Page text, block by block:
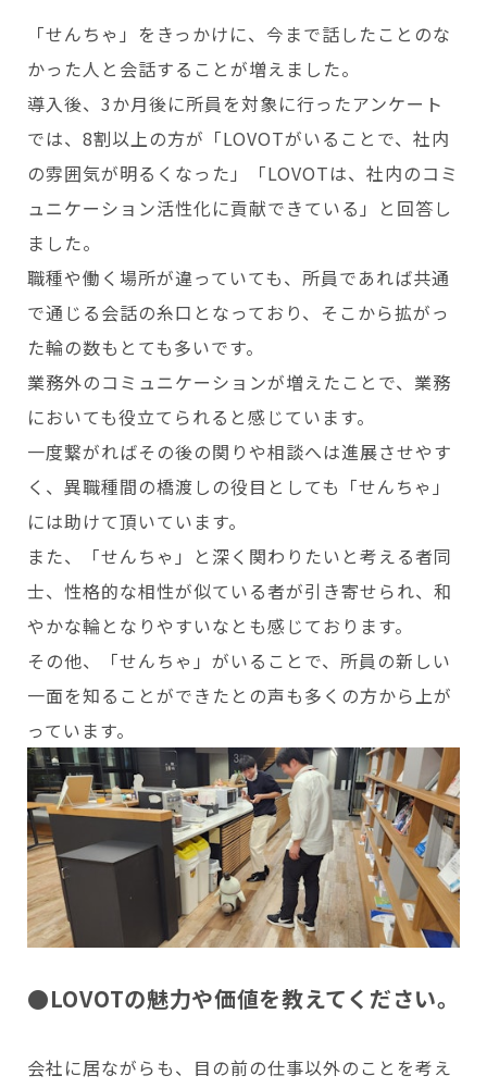
「せんちゃ」をきっかけに、今まで話したことのな
かった人と会話することが増えました。
導入後、3か月後に所員を対象に行ったアンケート
では、8割以上の方が「LOVOTがいることで、社内
の雰囲気が明るくなった」「LOVOTは、社内のコミ
ュニケーション活性化に貢献できている」と回答し
ました。
職種や働く場所が違っていても、所員であれば共通
で通じる会話の糸口となっており、そこから拡がっ
た輪の数もとても多いです。
業務外のコミュニケーションが増えたことで、業務
においても役立てられると感じています。
一度繋がればその後の関りや相談へは進展させやす
く、異職種間の橋渡しの役目としても「せんちゃ」
には助けて頂いています。
また、「せんちゃ」と深く関わりたいと考える者同
士、性格的な相性が似ている者が引き寄せられ、和
やかな輪となりやすいなとも感じております。
その他、「せんちゃ」がいることで、所員の新しい
一面を知ることができたとの声も多くの方から上が
っています。
●LOVOTの魅力や価値を教えてください。
会社に居ながらも、目の前の仕事以外のことを考え